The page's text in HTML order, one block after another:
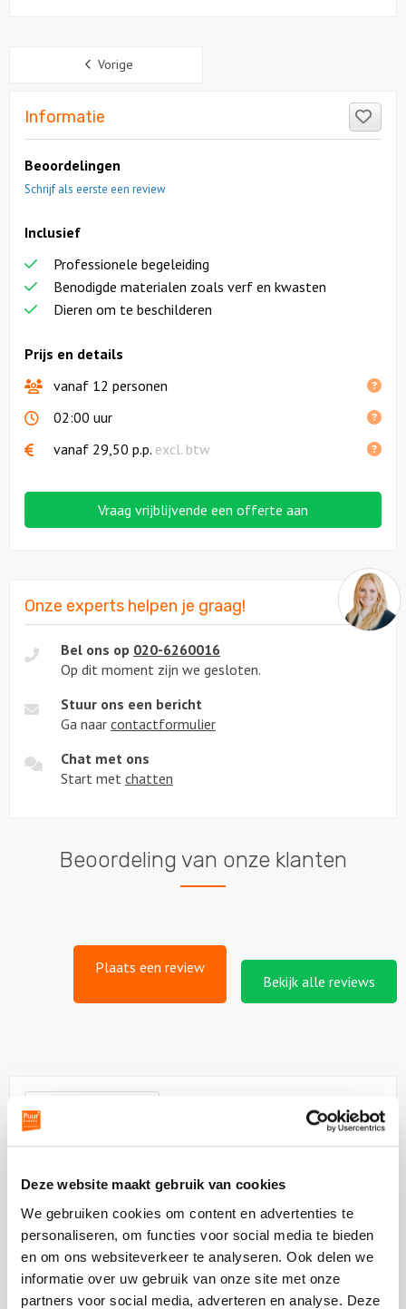
Deze website maakt gebruik van cookies
We gebruiken cookies om content en advertenties te
personaliseren, om functies voor social media te bieden
en om ons websiteverkeer te analyseren. Ook delen we
informatie over uw gebruik van onze site met onze
partners voor social media, adverteren en analyse. Deze
Vorige
Informatie
Beoordelingen
Schrijf als eerste een review
Prijs en details
vanaf 12 personen
02:00 uur
vanaf 29,50 p.p. excl. btw
Inclusief
Professionele begeleiding
Benodigde materialen zoals verf en kwasten
Dieren om te beschilderen
Vraag vrijblijvende een offerte aan
Onze experts helpen je graag!
Bel ons op 020-6260016
Op dit moment zijn we gesloten.
Stuur ons een bericht
Ga naar contactformulier
Chat met ons
Start met chatten
Beoordeling van onze klanten
Plaats een review
Bekijk alle reviews
Vergelijkbare uitjes
Bob
Ross
Workshop
Bob
Ross
Workshop